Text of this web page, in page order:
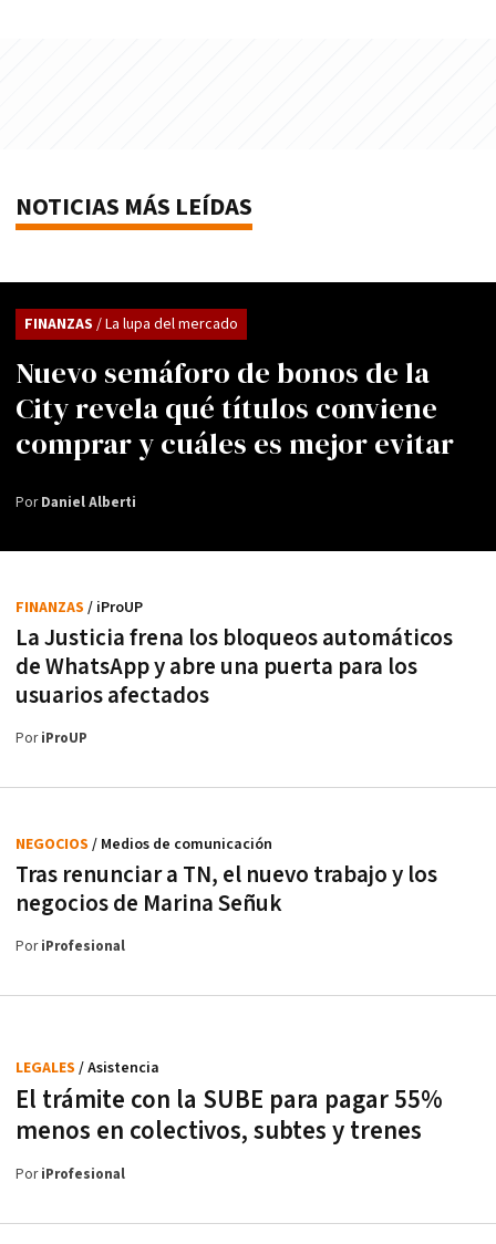
NOTICIAS MÁS LEÍDAS
Nuevo semáforo de bonos de la
City revela qué títulos conviene
comprar y cuáles es mejor evitar
FINANZAS / La lupa del mercado
PorDaniel Alberti
La Justicia frena los bloqueos automáticos
de WhatsApp y abre una puerta para los
usuarios afectados
FINANZAS / iProUP
PoriProUP
Tras renunciar a TN, el nuevo trabajo y los
negocios de Marina Señuk
NEGOCIOS / Medios de comunicación
PoriProfesional
El trámite con la SUBE para pagar 55%
menos en colectivos, subtes y trenes
LEGALES / Asistencia
PoriProfesional